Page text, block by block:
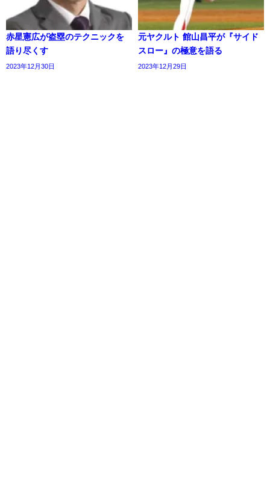
赤星憲広が盗塁のテクニックを
語り尽くす
2023年12月30日
元ヤクルト 館山昌平が『サイド
スロー』の極意を語る
2023年12月29日